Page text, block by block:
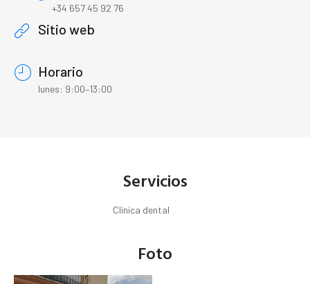
+34 657 45 92 76
Sitio web
Horario
lunes: 9:00–13:00
Servicios
Clínica dental
Foto